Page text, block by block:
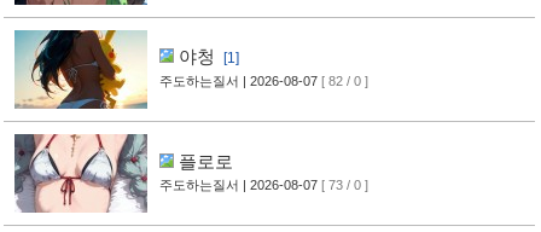
야청 [1]
주도하는질서 | 2026-08-07 [ 82 / 0 ]
플로로
주도하는질서 | 2026-08-07 [ 73 / 0 ]